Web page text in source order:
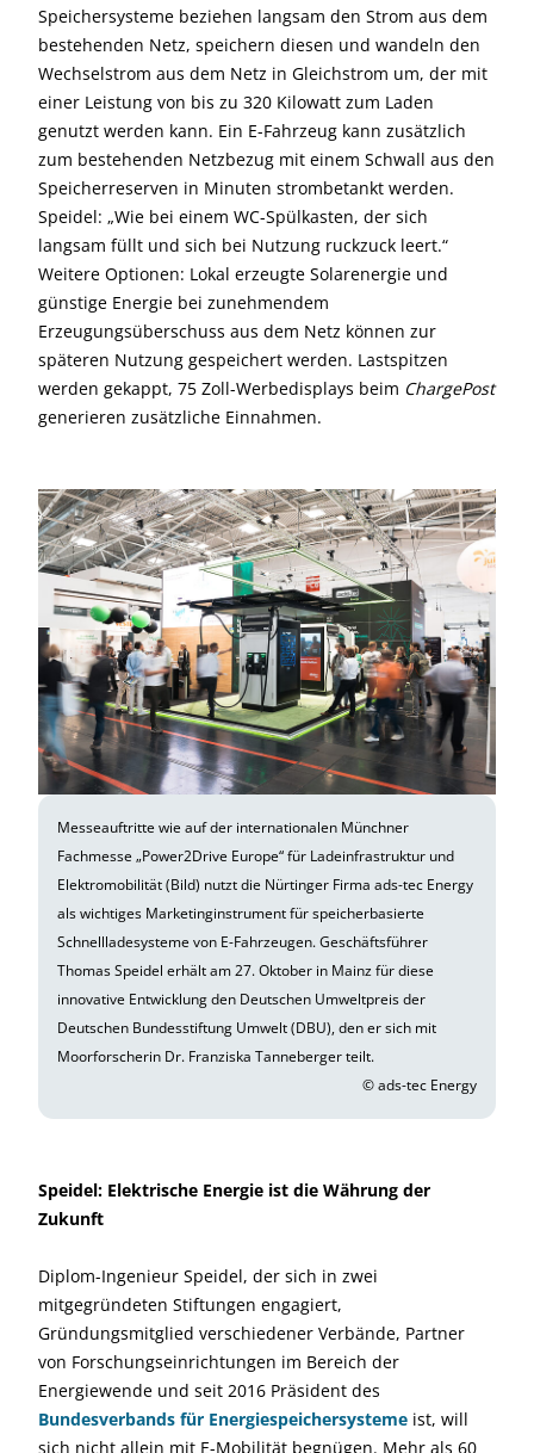
Speichersysteme beziehen langsam den Strom aus dem
bestehenden Netz, speichern diesen und wandeln den
Wechselstrom aus dem Netz in Gleichstrom um, der mit
einer Leistung von bis zu 320 Kilowatt zum Laden
genutzt werden kann. Ein E-Fahrzeug kann zusätzlich
zum bestehenden Netzbezug mit einem Schwall aus den
Speicherreserven in Minuten strombetankt werden.
Speidel: „Wie bei einem WC-Spülkasten, der sich
langsam füllt und sich bei Nutzung ruckzuck leert.“
Weitere Optionen: Lokal erzeugte Solarenergie und
günstige Energie bei zunehmendem
Erzeugungsüberschuss aus dem Netz können zur
späteren Nutzung gespeichert werden. Lastspitzen
werden gekappt, 75 Zoll-Werbedisplays beim ChargePost
generieren zusätzliche Einnahmen.
Messeauftritte wie auf der internationalen Münchner
Fachmesse „Power2Drive Europe“ für Ladeinfrastruktur und
Elektromobilität (Bild) nutzt die Nürtinger Firma ads-tec Energy
als wichtiges Marketinginstrument für speicherbasierte
Schnellladesysteme von E-Fahrzeugen. Geschäftsführer
Thomas Speidel erhält am 27. Oktober in Mainz für diese
innovative Entwicklung den Deutschen Umweltpreis der
Deutschen Bundesstiftung Umwelt (DBU), den er sich mit
Moorforscherin Dr. Franziska Tanneberger teilt.
© ads-tec Energy
Speidel: Elektrische Energie ist die Währung der
Zukunft
Diplom-Ingenieur Speidel, der sich in zwei
mitgegründeten Stiftungen engagiert,
Gründungsmitglied verschiedener Verbände, Partner
von Forschungseinrichtungen im Bereich der
Energiewende und seit 2016 Präsident des
Bundesverbands für Energiespeichersysteme ist, will
sich nicht allein mit E-Mobilität begnügen. Mehr als 60